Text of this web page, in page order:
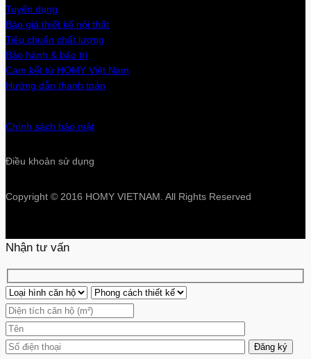
Tuyển dụng
Báo giá thiết kế nội thất
Tiêu chuẩn chất lượng
Bảo hành & bảo trì
Cam kết từ HOMY Việt Nam
Hướng dẫn thanh toán
Chính sách bảo mật
Điều khoản sử dụng
Copyright © 2016 HOMY VIETNAM. All Rights Reserved
Nhận tư vấn